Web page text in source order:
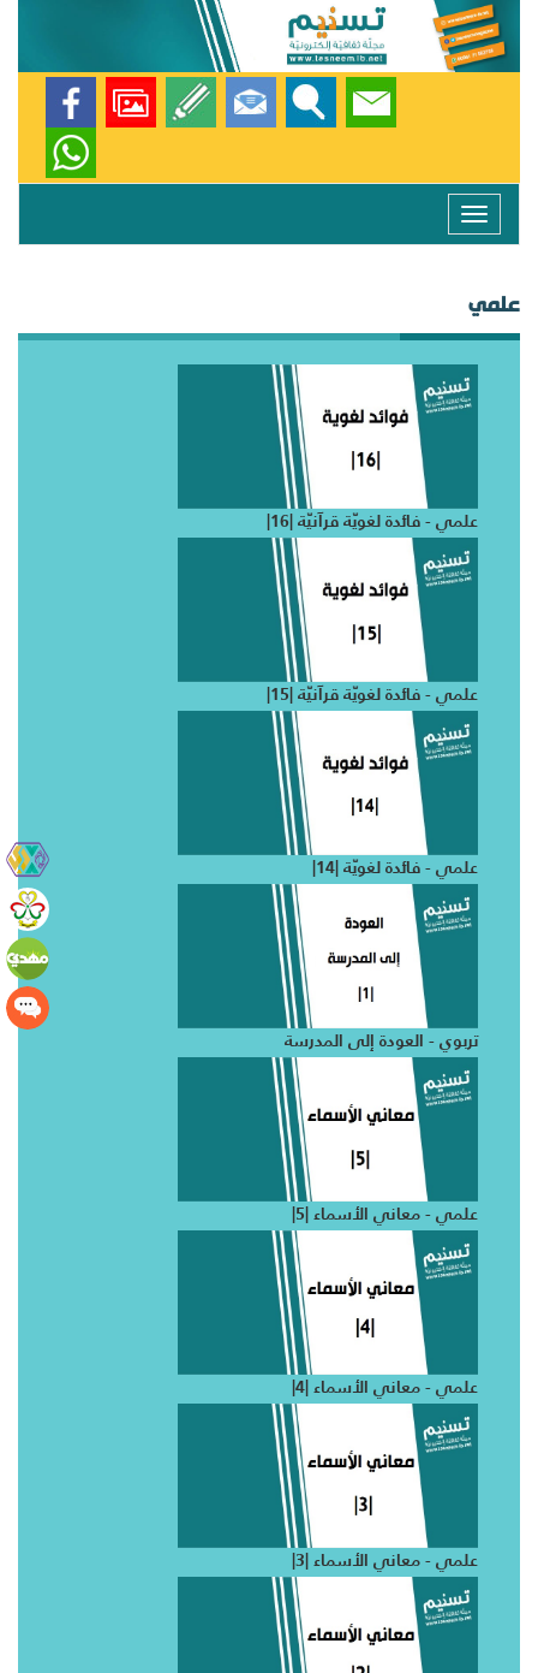
Toggle
navigation
علمي
علمي - فائدة لغويّة قرآنيّة |16|
علمي - فائدة لغويّة قرآنيّة |15|
علمي - فائدة لغويّة |14|
تربوي - العودة إلى المدرسة
علمي - معاني الأسماء |5|
علمي - معاني الأسماء |4|
علمي - معاني الأسماء |3|